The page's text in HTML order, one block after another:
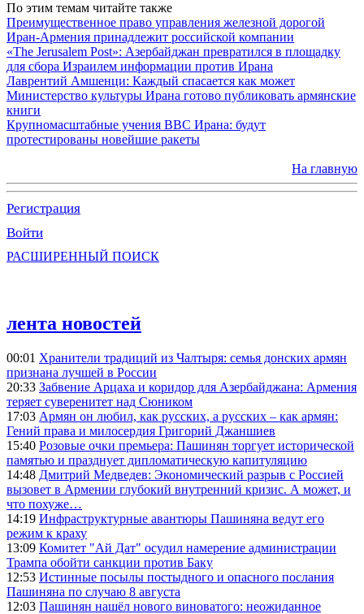
По этим темам читайте также
Преимущественное право управления железной дорогой
Иран-Армения принадлежит российской компании
«The Jerusalem Post»: Азербайджан превратился в площадку
для сбора Израилем информации против Ирана
Лаврентий Амшенци: Каждый спасается как может
Министерство культуры Ирана готово публиковать армянские
книги
Крупномасштабные учения ВВС Ирана: будут
протестированы новейшие ракеты
На главную
Регистрация
Войти
РАСШИРЕННЫЙ ПОИСК
лента новостей
00:01 Хранители традиций из Чалтыря: семья донских армян
признана лучшей в России
20:33 Забвение Арцаха и коридор для Азербайджана: Армения
теряет суверенитет над Сюником
17:03 Армян он любил, как русских, а русских – как армян:
Гений права и милосердия Григорий Джаншиев
15:40 Розовые очки премьера: Пашинян торгует исторической
памятью и празднует дипломатическую капитуляцию
14:48 Дмитрий Медведев: Экономический разрыв с Россией
вызовет в Армении глубокий внутренний кризис. А может, и
что похуже…
14:19 Инфраструктурные авантюры Пашиняна ведут его
режим к краху
13:09 Комитет "Ай Дат" осудил намерение администрации
Трампа обойти санкции против Баку
12:53 Истинные посылы постыдного и опасного послания
Пашиняна по случаю 8 августа
12:03 Пашинян нашёл нового виноватого: неожиданное